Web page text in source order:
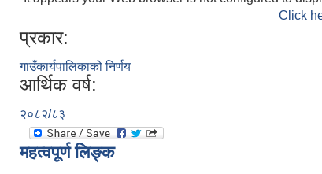
Click
प्रकार:
गाउँकार्यपालिकाको निर्णय
आर्थिक वर्ष:
२०८२/८३
महत्वपूर्ण लिङ्क